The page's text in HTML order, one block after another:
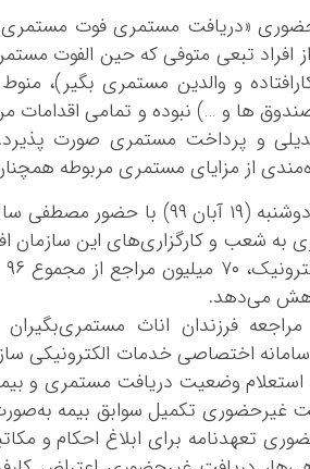
«دریافت مستمری فوت مستمری
افراد تبعی متوفی که حین الفوت
و والدین مستمری بگیر)،
ها و …) نبوده و تمامی اقدامات
و پرداخت مستمری صورت پذیرد.
از مزایای مستمری مربوطه
به گزارش ایرنا، طرح ۳۰۷۰ روز
شعب و کارگزاری‌های این سازمان
می‌دهد.
فرزندان اناث
اختصاصی خدمات الکترونیکی
استعلام وضعیت دریافت مستمری
تکمیل سوابق بیمه به‌صورت
تعهدنامه برای ابلاغ احکام و